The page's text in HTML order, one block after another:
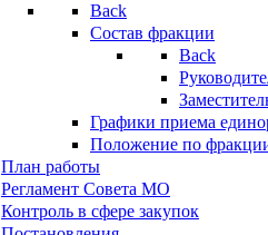
Back
Состав фракции
Back
Графики приема
Положение по
План работы
Регламент Совета МО
Контроль в сфере закупок